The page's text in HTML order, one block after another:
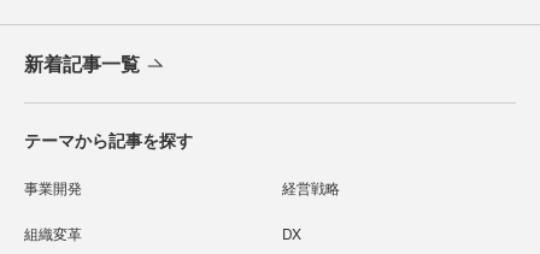
新着記事一覧
テーマから記事を探す
事業開発 経営戦略
組織変革 DX